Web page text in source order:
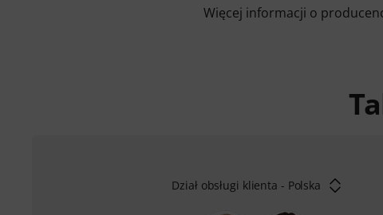
Więcej informacji o
Dział obsługi klienta - Polska